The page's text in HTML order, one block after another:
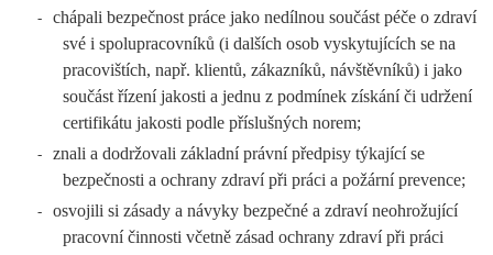
-
chápali bezpečnost práce jako nedílnou součást péče o zdraví
své i spolupracovníků (i dalších osob vyskytujících se na
pracovištích, např. klientů, zákazníků, návštěvníků) i jako
součást řízení jakosti a jednu z podmínek získání či udržení
certifikátu jakosti podle příslušných norem;
-
znali a dodržovali základní právní předpisy týkající se
bezpečnosti a ochrany zdraví při práci a požární prevence;
-
osvojili si zásady a návyky bezpečné a zdraví neohrožující
pracovní činnosti včetně zásad ochrany zdraví při práci